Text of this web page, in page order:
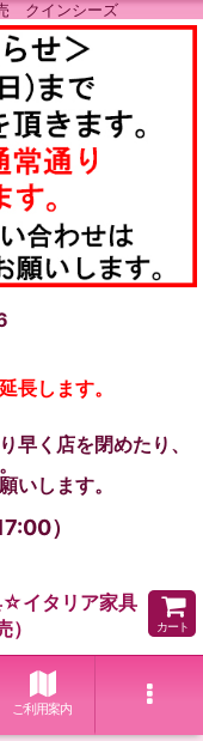
クインシーズ
長します。
早く店を閉めたり、
いします。
）
イタリア家具
カート
ご利用案内